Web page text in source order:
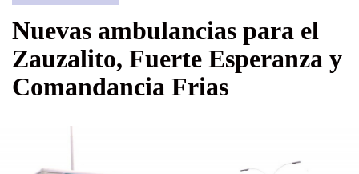
Nuevas ambulancias para el
Zauzalito, Fuerte Esperanza y
Comandancia Frias